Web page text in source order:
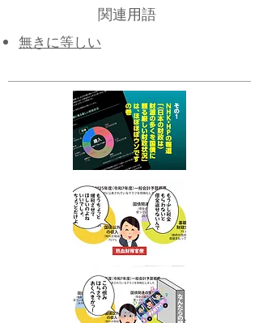
関連用語
​無きに等しい